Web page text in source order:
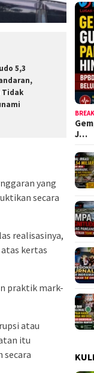
5,3
Tidak
yang
secara
realisasinya,
kertas
praktik mark-
atau
itu
secara
J…